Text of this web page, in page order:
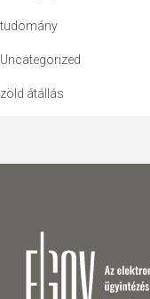
tudomány
Uncategorized
zöld átállás